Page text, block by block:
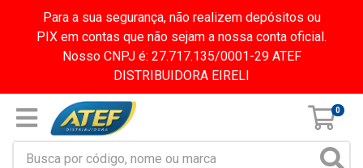
Para a sua segurança, não realizem depósitos ou
PIX em contas que não sejam a nossa conta oficial.
Nosso CNPJ é: 27.717.135/0001-29 ATEF
DISTRIBUIDORA EIRELI
0